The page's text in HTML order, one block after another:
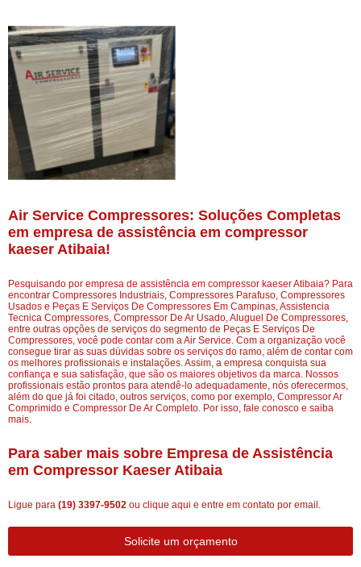
Air Service Compressores: Soluções Completas
em empresa de assistência em compressor
kaeser Atibaia!
Pesquisando por empresa de assistência em compressor kaeser Atibaia? Para
encontrar Compressores Industriais, Compressores Parafuso, Compressores
Usados e Peças E Serviços De Compressores Em Campinas, Assistencia
Tecnica Compressores, Compressor De Ar Usado, Aluguel De Compressores,
entre outras opções de serviços do segmento de Peças E Serviços De
Compressores, você pode contar com a Air Service. Com a organização você
consegue tirar as suas dúvidas sobre os serviços do ramo, além de contar com
os melhores profissionais e instalações. Assim, a empresa conquista sua
confiança e sua satisfação, que são os maiores objetivos da marca. Nossos
profissionais estão prontos para atendê-lo adequadamente, nós oferecermos,
além do que já foi citado, outros serviços, como por exemplo, Compressor Ar
Comprimido e Compressor De Ar Completo. Por isso, fale conosco e saiba
mais.
Para saber mais sobre Empresa de Assistência
em Compressor Kaeser Atibaia
Ligue para (19) 3397-9502 ou clique aqui e entre em contato por email.
Solicite um orçamento